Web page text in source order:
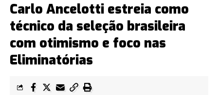
Carlo Ancelotti estreia como
técnico da seleção brasileira
com otimismo e foco nas
Eliminatórias